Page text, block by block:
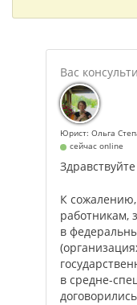
Юрист: Ольга
сейчас online
Здравствуйте
К
в
в средне-